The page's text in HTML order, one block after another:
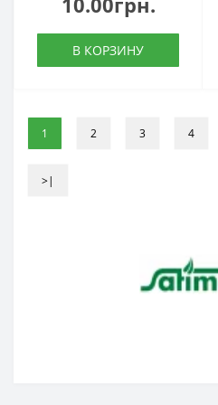
В КОРЗИНУ
1 2 3 4
>|